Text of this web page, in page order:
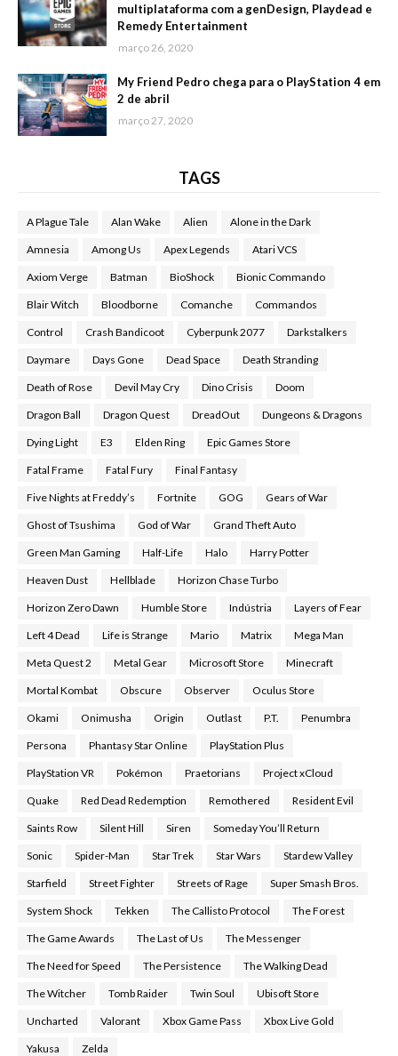
multiplataforma com a genDesign, Playdead e
Remedy Entertainment
março 26, 2020
My Friend Pedro chega para o PlayStation 4 em
2 de abril
março 27, 2020
TAGS
A Plague Tale Alan Wake Alien Alone in the Dark
Amnesia Among Us Apex Legends Atari VCS
Axiom Verge Batman BioShock Bionic Commando
Blair Witch Bloodborne Comanche Commandos
Control Crash Bandicoot Cyberpunk 2077 Darkstalkers
Daymare Days Gone Dead Space Death Stranding
Death of Rose Devil May Cry Dino Crisis Doom
Dragon Ball Dragon Quest DreadOut Dungeons & Dragons
Dying Light E3 Elden Ring Epic Games Store
Fatal Frame Fatal Fury Final Fantasy
Five Nights at Freddy’s Fortnite GOG Gears of War
Ghost of Tsushima God of War Grand Theft Auto
Green Man Gaming Half-Life Halo Harry Potter
Heaven Dust Hellblade Horizon Chase Turbo
Horizon Zero Dawn Humble Store Indústria Layers of Fear
Left 4 Dead Life is Strange Mario Matrix Mega Man
Meta Quest 2 Metal Gear Microsoft Store Minecraft
Mortal Kombat Obscure Observer Oculus Store
Okami Onimusha Origin Outlast P.T. Penumbra
Persona Phantasy Star Online PlayStation Plus
PlayStation VR Pokémon Praetorians Project xCloud
Quake Red Dead Redemption Remothered Resident Evil
Saints Row Silent Hill Siren Someday You’ll Return
Sonic Spider-Man Star Trek Star Wars Stardew Valley
Starfield Street Fighter Streets of Rage Super Smash Bros.
System Shock Tekken The Callisto Protocol The Forest
The Game Awards The Last of Us The Messenger
The Need for Speed The Persistence The Walking Dead
The Witcher Tomb Raider Twin Soul Ubisoft Store
Uncharted Valorant Xbox Game Pass Xbox Live Gold
Yakusa Zelda